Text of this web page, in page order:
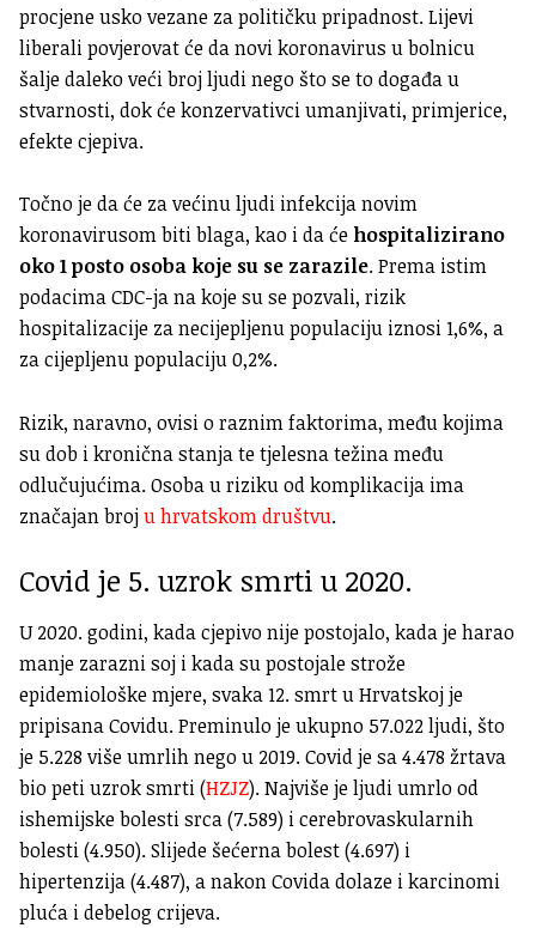
procjene usko vezane za političku pripadnost. Lijevi
liberali povjerovat će da novi koronavirus u bolnicu
šalje daleko veći broj ljudi nego što se to događa u
stvarnosti, dok će konzervativci umanjivati, primjerice,
efekte cjepiva.
Točno je da će za većinu ljudi infekcija novim
koronavirusom biti blaga, kao i da će hospitalizirano
oko 1 posto osoba koje su se zarazile. Prema istim
podacima CDC-ja na koje su se pozvali, rizik
hospitalizacije za necijepljenu populaciju iznosi 1,6%, a
za cijepljenu populaciju 0,2%.
Rizik, naravno, ovisi o raznim faktorima, među kojima
su dob i kronična stanja te tjelesna težina među
odlučujućima. Osoba u riziku od komplikacija ima
značajan broju hrvatskom društvu.
Covid je 5. uzrok smrti u 2020.
U 2020. godini, kada cjepivo nije postojalo, kada je harao
manje zarazni soj i kada su postojale strože
epidemiološke mjere, svaka 12. smrt u Hrvatskoj je
pripisana Covidu. Preminulo je ukupno 57.022 ljudi, što
je 5.228 više umrlih nego u 2019. Covid je sa 4.478 žrtava
bio peti uzrok smrti (HZJZ). Najviše je ljudi umrlo od
ishemijske bolesti srca (7.589) i cerebrovaskularnih
bolesti (4.950). Slijede šećerna bolest (4.697) i
hipertenzija (4.487), a nakon Covida dolaze i karcinomi
pluća i debelog crijeva.